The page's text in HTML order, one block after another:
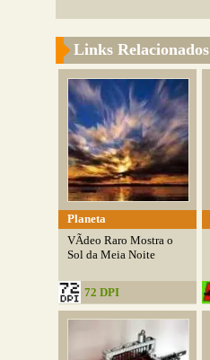
Links Relacionados
Planeta
VÃ­deo Raro Mostra o
Sol da Meia Noite
72 DPI